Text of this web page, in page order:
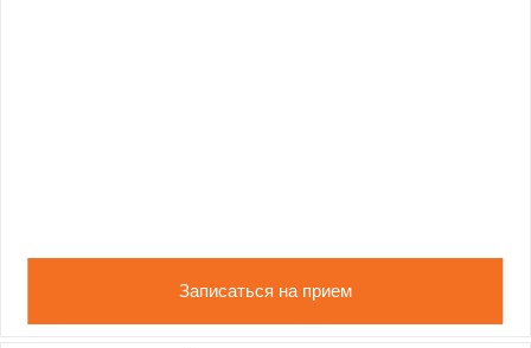
Записаться на прием